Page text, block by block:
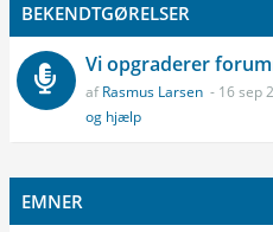
BEKENDTGØRELSER
Vi opgraderer
afRasmus Larsen - 16 sep
og hjælp
EMNER